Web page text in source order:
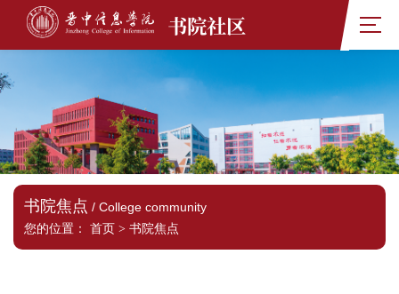
书院社区
书院焦点 / College community
您的位置：
首页 > 书院焦点